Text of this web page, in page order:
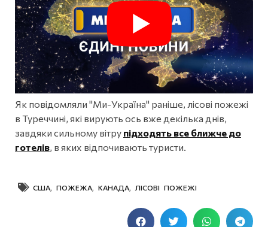
Як повідомляли "Ми-Україна" раніше, лісові пожежі
в Туреччині, які вирують ось вже декілька днів,
завдяки сильному вітру підходять все ближче до
готелів, в яких відпочивають туристи.
США ПОЖЕЖА КАНАДА ЛІСОВІ ПОЖЕЖІ